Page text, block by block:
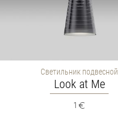
Светильник подвесной
Look at Me
1